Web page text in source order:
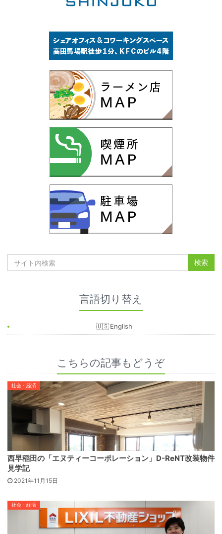
言語切り替え
English
こちらの記事もどうぞ
社会・経済
西早稲田の「エヌティーコーポレーション」D-ReNT改装物件
見学記
2021年11月15日
社会・経済